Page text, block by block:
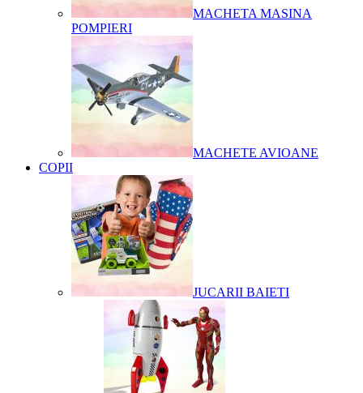
MACHETA MASINA
POMPIERI
MACHETE AVIOANE
COPII
JUCARII BAIETI